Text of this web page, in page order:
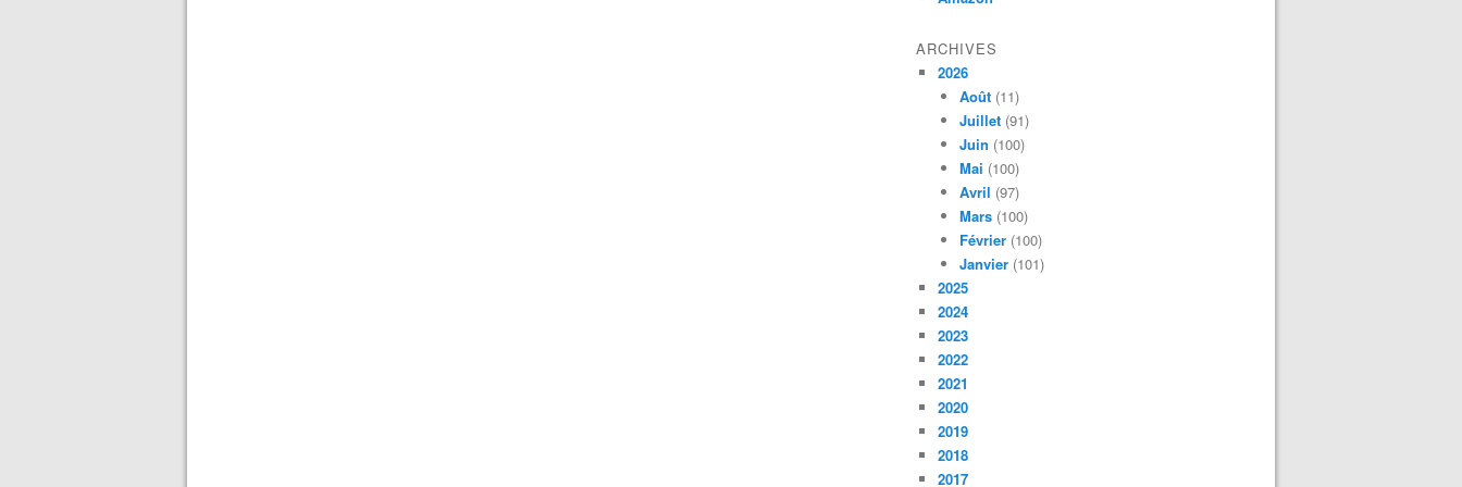
ARCHIVES
2026
Août (11)
Juillet (91)
Juin (100)
Mai (100)
Avril (97)
Mars (100)
Février (100)
Janvier (101)
2025
2024
2023
2022
2021
2020
2019
2018
2017